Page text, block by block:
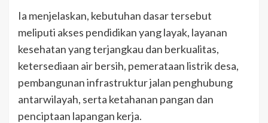
Ia menjelaskan, kebutuhan dasar tersebut
meliputi akses pendidikan yang layak, layanan
kesehatan yang terjangkau dan berkualitas,
ketersediaan air bersih, pemerataan listrik desa,
pembangunan infrastruktur jalan penghubung
antarwilayah, serta ketahanan pangan dan
penciptaan lapangan kerja.